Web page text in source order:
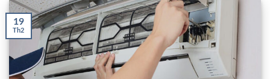
19
Th2